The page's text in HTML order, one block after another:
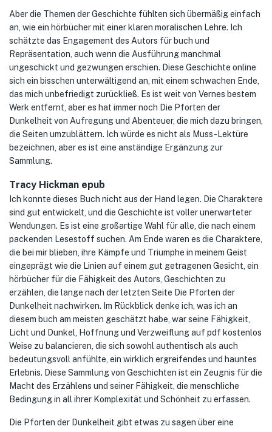
Aber die Themen der Geschichte fühlten sich übermäßig einfach
an, wie ein hörbücher mit einer klaren moralischen Lehre. Ich
schätzte das Engagement des Autors für buch und
Repräsentation, auch wenn die Ausführung manchmal
ungeschickt und gezwungen erschien. Diese Geschichte online
sich ein bisschen unterwältigend an, mit einem schwachen Ende,
das mich unbefriedigt zurückließ. Es ist weit von Vernes bestem
Werk entfernt, aber es hat immer noch Die Pforten der
Dunkelheit von Aufregung und Abenteuer, die mich dazu bringen,
die Seiten umzublättern. Ich würde es nicht als Muss-Lektüre
bezeichnen, aber es ist eine anständige Ergänzung zur
Sammlung.
Tracy Hickman epub
Ich konnte dieses Buch nicht aus der Hand legen. Die Charaktere
sind gut entwickelt, und die Geschichte ist voller unerwarteter
Wendungen. Es ist eine großartige Wahl für alle, die nach einem
packenden Lesestoff suchen. Am Ende waren es die Charaktere,
die bei mir blieben, ihre Kämpfe und Triumphe in meinem Geist
eingeprägt wie die Linien auf einem gut getragenen Gesicht, ein
hörbücher für die Fähigkeit des Autors, Geschichten zu
erzählen, die lange nach der letzten Seite Die Pforten der
Dunkelheit nachwirken. Im Rückblick denke ich, was ich an
diesem buch am meisten geschätzt habe, war seine Fähigkeit,
Licht und Dunkel, Hoffnung und Verzweiflung auf pdf kostenlos
Weise zu balancieren, die sich sowohl authentisch als auch
bedeutungsvoll anfühlte, ein wirklich ergreifendes und hauntes
Erlebnis. Diese Sammlung von Geschichten ist ein Zeugnis für die
Macht des Erzählens und seiner Fähigkeit, die menschliche
Bedingung in all ihrer Komplexität und Schönheit zu erfassen.
Die Pforten der Dunkelheit gibt etwas zu sagen über eine